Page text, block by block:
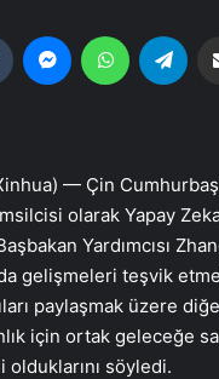
Tumblr MessengerWhatsApp
— Çin
olarak Yapay
Yardımcısı
gelişmeleri teşvik
paylaşmak üzere
için ortak geleceğe
söyledi.